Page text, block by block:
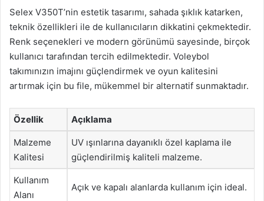
Selex V350T’nin estetik tasarımı, sahada şıklık katarken,
teknik özellikleri ile de kullanıcıların dikkatini çekmektedir.
Renk seçenekleri ve modern görünümü sayesinde, birçok
kullanıcı tarafından tercih edilmektedir. Voleybol
takımınızın imajını güçlendirmek ve oyun kalitesini
artırmak için bu file, mükemmel bir alternatif sunmaktadır.
Özellik Açıklama
Malzeme
Kalitesi
UV ışınlarına dayanıklı özel kaplama ile
güçlendirilmiş kaliteli malzeme.
Kullanım
Alanı
Açık ve kapalı alanlarda kullanım için ideal.